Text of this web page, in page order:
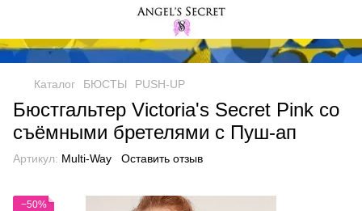
Каталог БЮСТЫ PUSH-UP
Бюстгальтер Victoria's Secret Pink со
съёмными бретелями с Пуш-ап
Артикул: Multi-Way Оставить отзыв
−50%